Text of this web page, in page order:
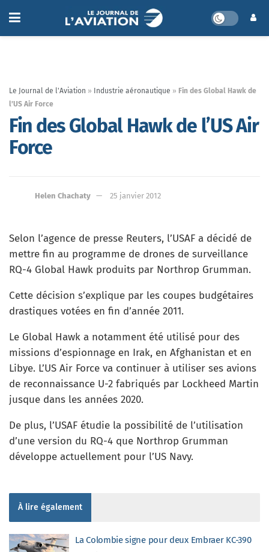
Le Journal de l'Aviation » Industrie aéronautique » Fin des Global Hawk de
l’US Air Force
Fin des Global Hawk de l’US Air
Force
Helen Chachaty 25 janvier 2012
Selon l’agence de presse Reuters, l’USAF a décidé de
mettre fin au programme de drones de surveillance
RQ-4 Global Hawk produits par Northrop Grumman.
Cette décision s’explique par les coupes budgétaires
drastiques votées en fin d’année 2011.
Le Global Hawk a notamment été utilisé pour des
missions d’espionnage en Irak, en Afghanistan et en
Libye. L’US Air Force va continuer à utiliser ses avions
de reconnaissance U-2 fabriqués par Lockheed Martin
jusque dans les années 2020.
De plus, l’USAF étudie la possibilité de l’utilisation
d’une version du RQ-4 que Northrop Grumman
développe actuellement pour l’US Navy.
À lire également
La Colombie signe pour deux Embraer KC-390